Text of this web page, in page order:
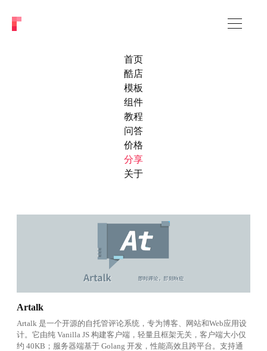
首页
酷店
模板
组件
教程
问答
价格
分享
关于
Artalk
Artalk 是一个开源的自托管评论系统，专为博客、网站和Web应用设
计。它由纯 Vanilla JS 构建客户端，轻量且框架无关，客户端大小仅
约 40KB；服务器端基于 Golang 开发，性能高效且跨平台。支持通